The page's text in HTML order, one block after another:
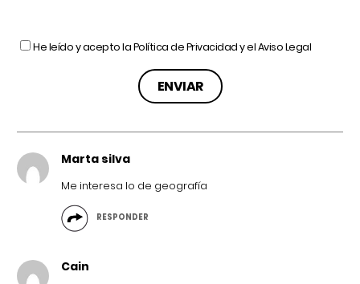
He leído y acepto laPolítica de Privacidady elAviso Legal
Marta silva
Me interesa lo de geografía
RESPONDER
Cain